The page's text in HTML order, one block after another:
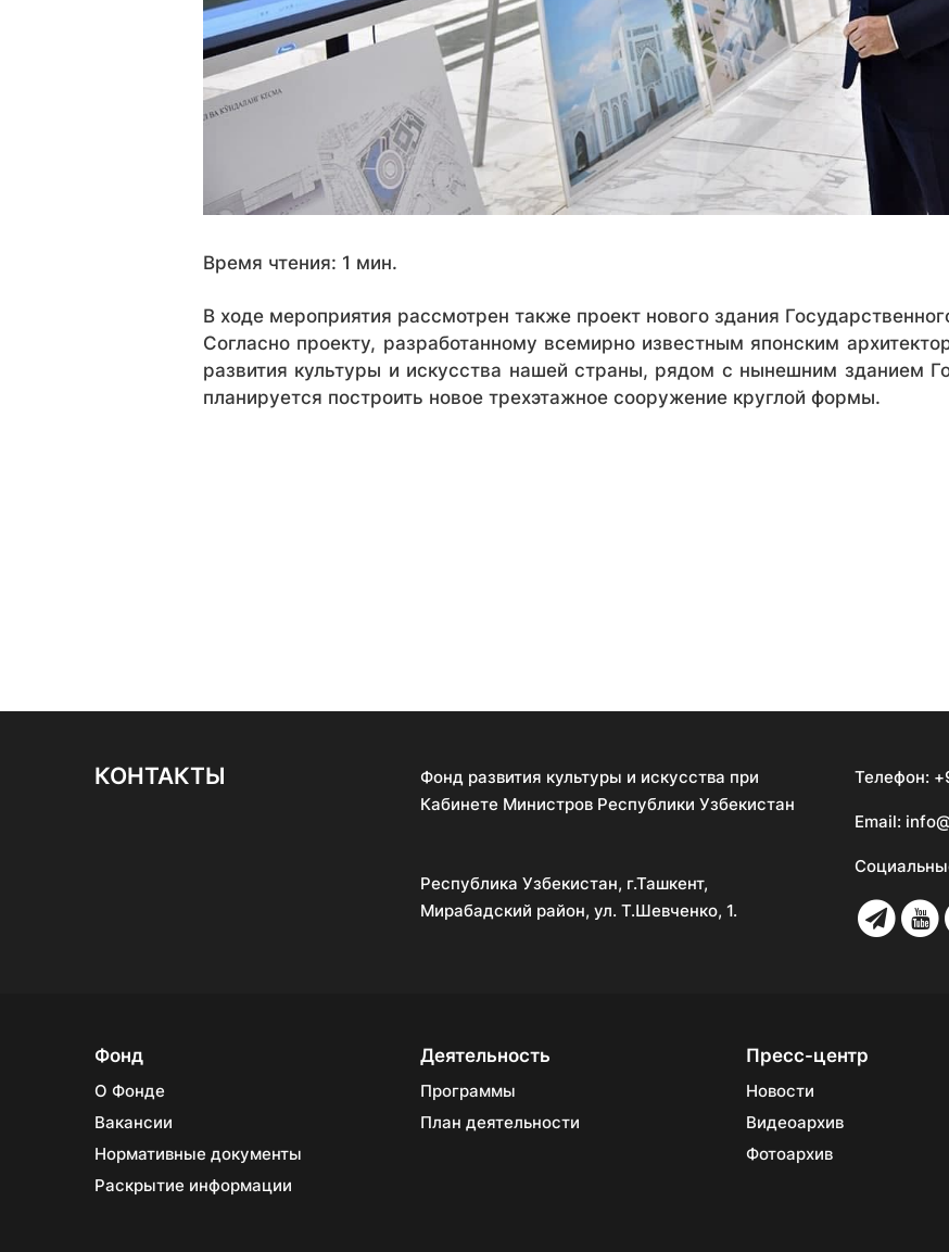
Время чтения: 1 мин.
В ходе мероприятия рассмотрен также проект нового здания
Согласно проекту, разработанному всемирно известным японским
развития культуры и искусства нашей страны, рядом с нынешним зданием
планируется построить новое трехэтажное сооружение круглой формы.
КОНТАКТЫ
Фонд развития культуры и искусства при
Кабинете Министров Республики Узбекистан
Республика Узбекистан, г.Ташкент,
Мирабадский район, ул. Т.Шевченко, 1.
Телефон:
Email:
Фонд
О Фонде
Вакансии
Нормативные документы
Раскрытие информации
Деятельность
Программы
План деятельности
Пресс-центр
Новости
Видеоархив
Фотоархив